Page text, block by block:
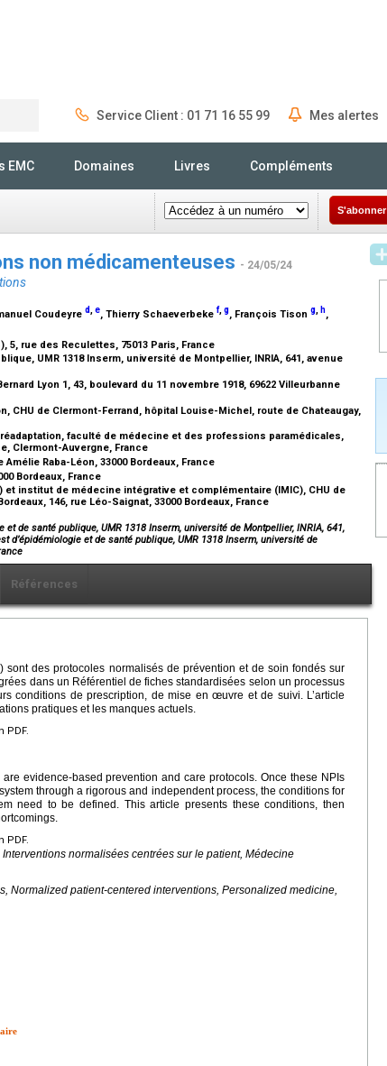
Service Client : 01 71 16 55 99 Mes alertes
EMC Domaines Livres Compléments
S'abonner
non médicamenteuses - 24/05/24
Coudeyre d,e, Thierry Schaeverbeke f,g, François Tison g, h,
5, rue des Reculettes, 75013 Paris, France
UMR 1318 Inserm, université de Montpellier, INRIA, 641, avenue
Lyon 1, 43, boulevard du 11 novembre 1918, 69622 Villeurbanne
CHU de Clermont-Ferrand, hôpital Louise-Michel, route de Chateaugay,
faculté de médecine et des professions paramédicales,
Clermont-Auvergne, France
Raba-Léon, 33000 Bordeaux, France
Bordeaux, France
institut de médecine intégrative et complémentaire (IMIC), CHU de
146, rue Léo-Saignat, 33000 Bordeaux, France
de santé publique, UMR 1318 Inserm, université de Montpellier, INRIA, 641,
d’épidémiologie et de santé publique, UMR 1318 Inserm, université de
Références
sont des protocoles normalisés de prévention et de soin fondés sur
dans un Référentiel de fiches standardisées selon un processus
conditions de prescription, de mise en œuvre et de suivi. L’article
pratiques et les manques actuels.
PDF.
evidence-based prevention and care protocols. Once these NPIs
through a rigorous and independent process, the conditions for
need to be defined. This article presents these conditions, then
PDF.
normalisées centrées sur le patient, Médecine
Normalized patient-centered interventions, Personalized medicine,